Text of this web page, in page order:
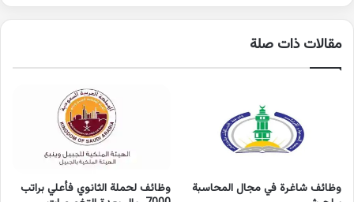
مقالات ذات صلة
وظائف شاغرة في مجال المحاسبة
وظائف لحملة الثانوي فأعلي براتب